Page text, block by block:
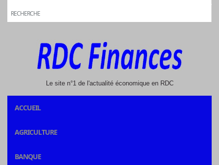
RECHERCHE
Le site n°1 de l'actualité économique en RDC
ACCUEIL
AGRICULTURE
BANQUE